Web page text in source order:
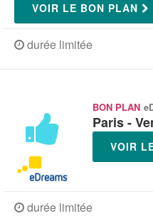
VOIR LE BON PLAN
durée limitée
BON PLAN
Paris -
VOIR
durée limitée